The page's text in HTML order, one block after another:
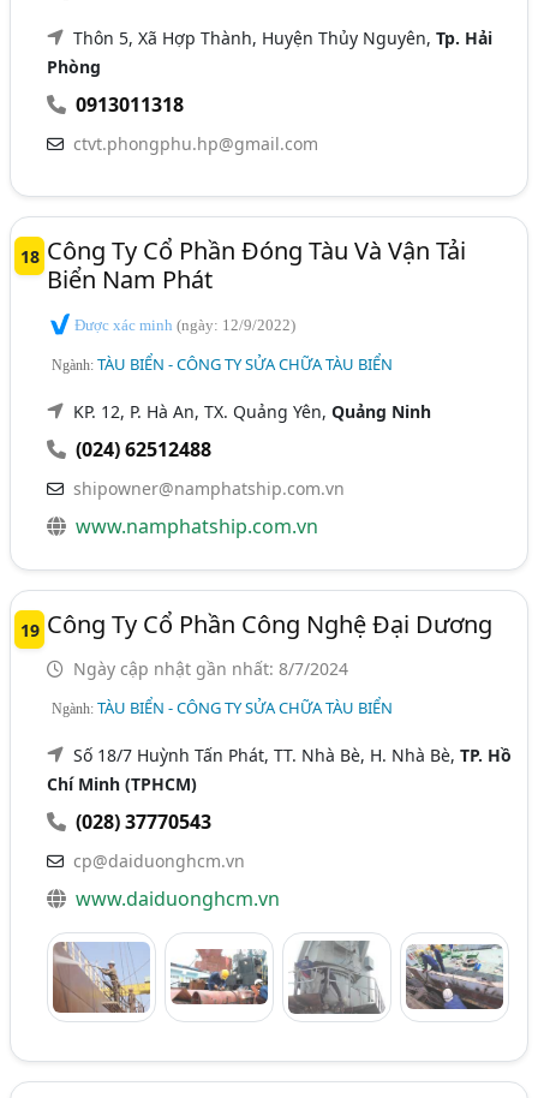
Thôn 5, Xã Hợp Thành, Huyện Thủy Nguyên,Tp. Hải
Phòng
0913011318
ctvt.phongphu.hp@gmail.com
18 Công Ty Cổ Phần Đóng Tàu Và Vận Tải
Biển Nam Phát
Được xác minh(ngày: 12/9/2022)
Ngành:TÀU BIỂN - CÔNG TY SỬA CHỮA TÀU BIỂN
KP. 12, P. Hà An, TX. Quảng Yên,Quảng Ninh
(024) 62512488
shipowner@namphatship.com.vn
www.namphatship.com.vn
19 Công Ty Cổ Phần Công Nghệ Đại Dương
Ngày cập nhật gần nhất: 8/7/2024
Ngành:TÀU BIỂN - CÔNG TY SỬA CHỮA TÀU BIỂN
Số 18/7 Huỳnh Tấn Phát, TT. Nhà Bè, H. Nhà Bè,TP. Hồ
Chí Minh (TPHCM)
(028) 37770543
cp@daiduonghcm.vn
www.daiduonghcm.vn